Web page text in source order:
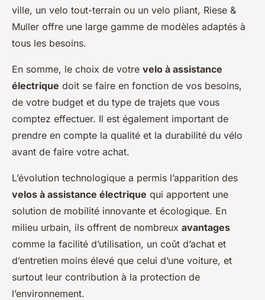
ville, un velo tout-terrain ou un velo pliant, Riese &
Muller offre une large gamme de modèles adaptés à
tous les besoins.
En somme, le choix de votre velo à assistance
électrique doit se faire en fonction de vos besoins,
de votre budget et du type de trajets que vous
comptez effectuer. Il est également important de
prendre en compte la qualité et la durabilité du vélo
avant de faire votre achat.
L’évolution technologique a permis l’apparition des
velos à assistance électrique qui apportent une
solution de mobilité innovante et écologique. En
milieu urbain, ils offrent de nombreux avantages
comme la facilité d’utilisation, un coût d’achat et
d’entretien moins élevé que celui d’une voiture, et
surtout leur contribution à la protection de
l’environnement.